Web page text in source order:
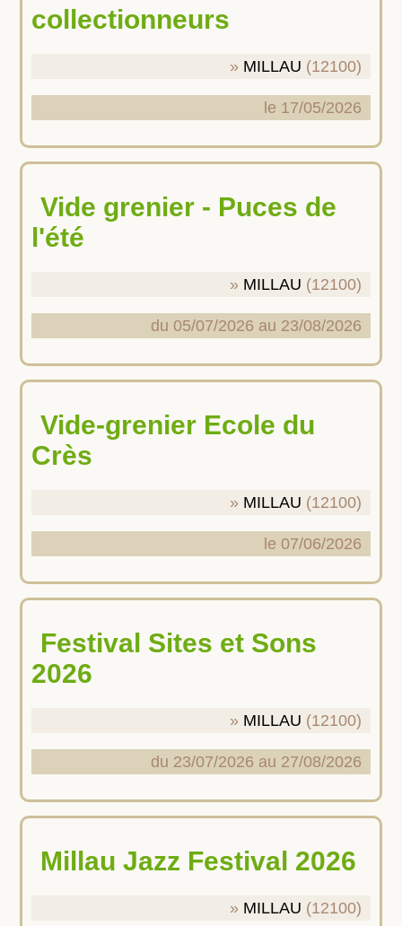
collectionneurs
MILLAU (12100)
le 17/05/2026
Vide grenier - Puces de
l'été
MILLAU (12100)
du 05/07/2026 au 23/08/2026
Vide-grenier Ecole du
Crès
MILLAU (12100)
le 07/06/2026
Festival Sites et Sons
2026
MILLAU (12100)
du 23/07/2026 au 27/08/2026
Millau Jazz Festival 2026
MILLAU (12100)